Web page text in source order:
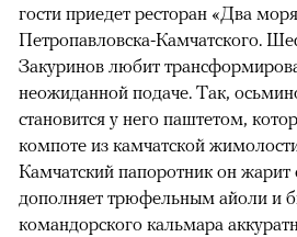
гости приедет ресторан «Два
Петропавловска-Камчатского.
Закуринов любит
неожиданной подаче. Так,
становится у него паштетом,
компоте из камчатской
Камчатский папоротник он жарит
дополняет трюфельным айоли и
командорского кальмара